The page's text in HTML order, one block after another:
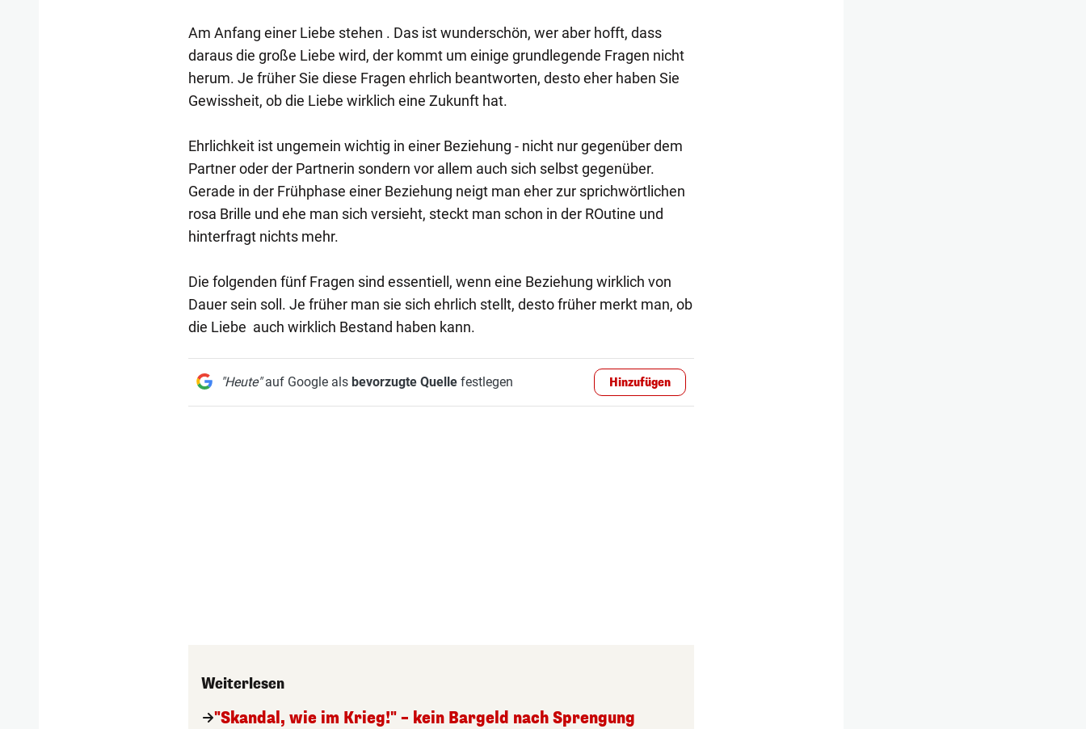
Am Anfang einer Liebe stehen . Das ist wunderschön, wer aber hofft, dass
daraus die große Liebe wird, der kommt um einige grundlegende Fragen nicht
herum. Je früher Sie diese Fragen ehrlich beantworten, desto eher haben Sie
Gewissheit, ob die Liebe wirklich eine Zukunft hat.
Ehrlichkeit ist ungemein wichtig in einer Beziehung - nicht nur gegenüber dem
Partner oder der Partnerin sondern vor allem auch sich selbst gegenüber.
Gerade in der Frühphase einer Beziehung neigt man eher zur sprichwörtlichen
rosa Brille und ehe man sich versieht, steckt man schon in der ROutine und
hinterfragt nichts mehr.
Die folgenden fünf Fragen sind essentiell, wenn eine Beziehung wirklich von
Dauer sein soll. Je früher man sie sich ehrlich stellt, desto früher merkt man, ob
die Liebe auch wirklich Bestand haben kann.
"Heute"auf Google als bevorzugte Quellefestlegen Hinzufügen
Weiterlesen
"Skandal, wie im Krieg!" – kein Bargeld nach Sprengung